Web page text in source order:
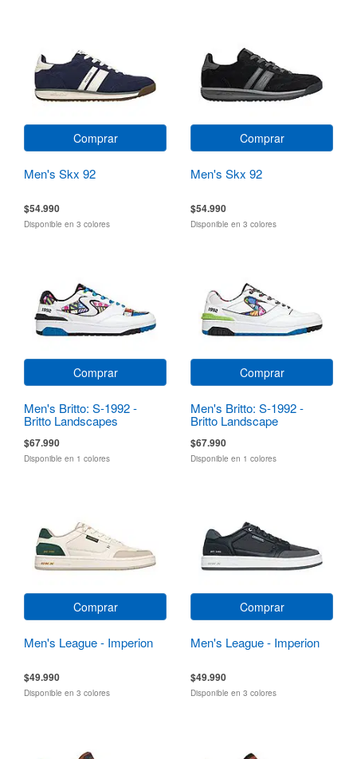
Comprar
Men's Skx 92
$54.990
Disponible en 3 colores
Comprar
Men's Skx 92
$54.990
Disponible en 3 colores
Comprar
Men's Britto: S-1992 -
Britto Landscapes
$67.990
Disponible en 1 colores
Comprar
Men's Britto: S-1992 -
Britto Landscape
$67.990
Disponible en 1 colores
Comprar
Men's League - Imperion
$49.990
Disponible en 3 colores
Comprar
Men's League - Imperion
$49.990
Disponible en 3 colores